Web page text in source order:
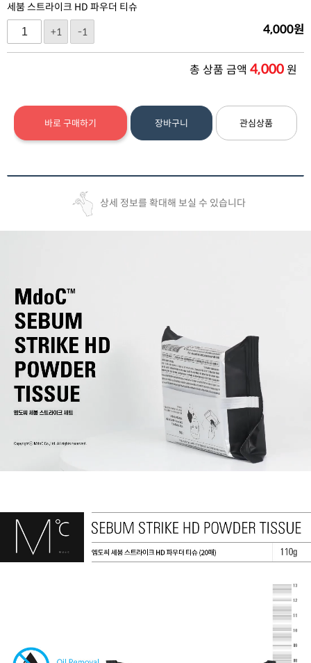
세붐 스트라이크 HD 파우더 티슈
+1
-1 4,000원
총 상품 금액 4,000원
바로 구매하기 장바구니 관심상품
상세 정보를 확대해 보실 수 있습니다